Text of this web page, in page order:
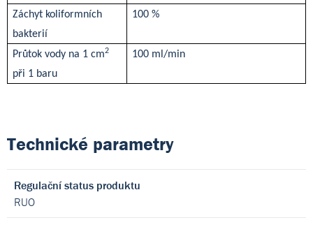
Záchyt koliformních
bakterií
100 %
Průtok vody na 1 cm2
při 1 baru
100 ml/min
Technické parametry
Regulační status produktu
RUO